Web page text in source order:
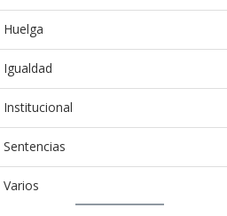
Huelga
Igualdad
Institucional
Sentencias
Varios